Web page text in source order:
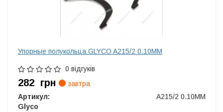
Упорные полукольца GLYCO A215/2 0.10MM
0 відгуків
282 грн
завтра
Артикул:
A215/2 0.10MM
Glyco